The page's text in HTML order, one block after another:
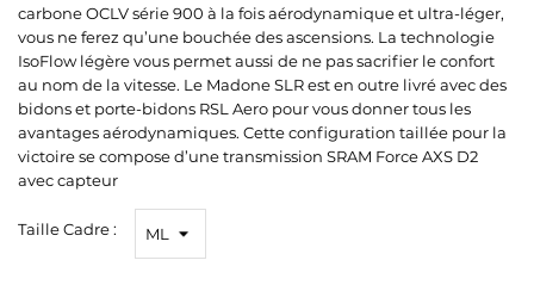
carbone OCLV série 900 à la fois aérodynamique et ultra-léger,
vous ne ferez qu’une bouchée des ascensions. La technologie
IsoFlow légère vous permet aussi de ne pas sacrifier le confort
au nom de la vitesse. Le Madone SLR est en outre livré avec des
bidons et porte-bidons RSL Aero pour vous donner tous les
avantages aérodynamiques. Cette configuration taillée pour la
victoire se compose d’une transmission SRAM Force AXS D2
avec capteur
Taille Cadre :